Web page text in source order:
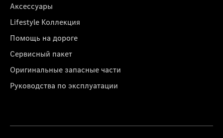
Аксессуары
Lifestyle Коллекция
Помощь на дороге
Сервисный пакет
Оригинальные запасные части
Руководства по эксплуатации